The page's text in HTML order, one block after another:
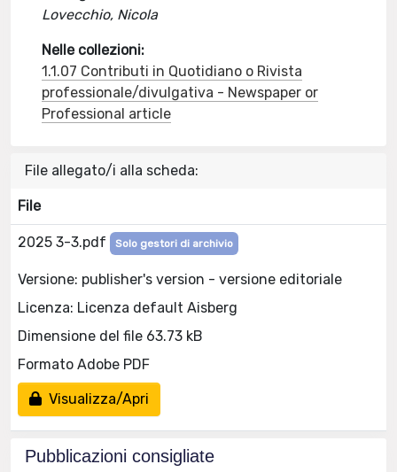
Lovecchio, Nicola
Nelle collezioni:
1.1.07 Contributi in Quotidiano o Rivista
professionale/divulgativa - Newspaper or
Professional article
File allegato/i alla scheda:
File
2025 3-3.pdf Solo gestori di archivio
Versione: publisher's version - versione editoriale
Licenza: Licenza default Aisberg
Dimensione del file 63.73 kB
Formato Adobe PDF
Visualizza/Apri
Pubblicazioni consigliate